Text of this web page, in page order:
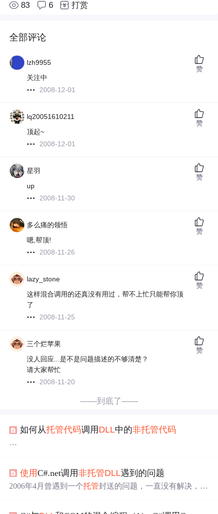
83 6 打赏
全部评论
lzh9955
关注中
2008-12-01
赞
lq20051610211
顶起~
2008-12-01
赞
星羽
up
2008-11-30
赞
多么痛的领悟
嗯,帮顶!
2008-11-26
赞
lazy_stone
这样混合调用的还真没有用过，帮不上忙只能帮你顶
了
2008-11-25
赞
三个烂苹果
没人回应...是不是问题描述的不够清楚？
请大家帮忙
2008-11-20
赞
——到底了——
如何从托管代码调用 DLL中的非托管代码
就是能够用C++代码调用.NET平台FCL中的工具类，而C#
代码也能够反过来调用C/C++编写好的 DLL中的函数。
使用C#.net调用非托管DLL遇到的问题
2006年4月曾遇到一个托管封送的问题，一直没有解决，现